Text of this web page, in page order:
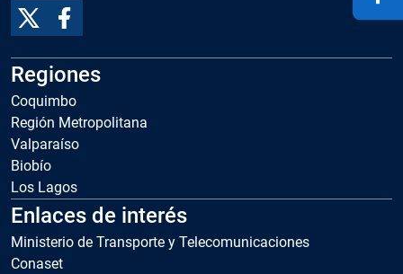
Regiones
Coquimbo
Región Metropolitana
Valparaíso
Biobío
Los Lagos
Enlaces de interés
Ministerio de Transporte y Telecomunicaciones
Conaset